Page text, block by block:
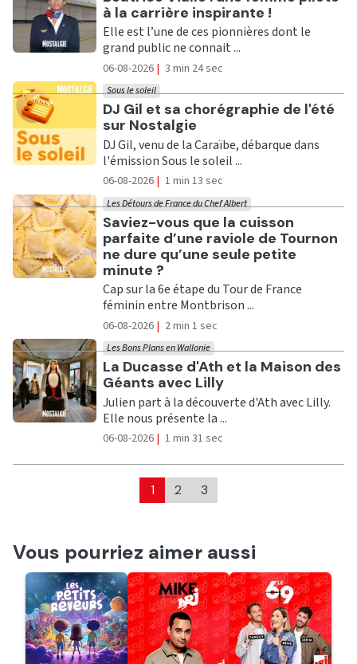
à la carrière inspirante !
Elle est l’une de ces pionnières dont le
grand public ne connait ...
06-08-2026 | 3 min 24 sec
Ecouter
DJ Gil et sa chorégraphie de l'été
sur Nostalgie
Sous le soleil
DJ Gil, venu de la Caraïbe, débarque dans
l'émission Sous le soleil ...
06-08-2026 | 1 min 13 sec
Ecouter
Saviez-vous que la cuisson
parfaite d’une raviole de Tournon
ne dure qu’une seule petite
minute ?
Les Détours de France du Chef Albert
Cap sur la 6e étape du Tour de France
féminin entre Montbrison ...
06-08-2026 | 2 min 1 sec
Ecouter
La Ducasse d'Ath et la Maison des
Géants avec Lilly
Les Bons Plans en Wallonie
Julien part à la découverte d'Ath avec Lilly.
Elle nous présente la ...
06-08-2026 | 1 min 31 sec
1 2 3
Vous pourriez aimer aussi